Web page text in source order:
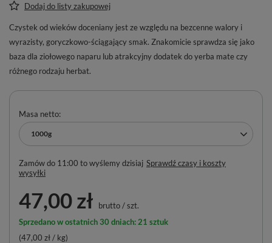
Dodaj do listy zakupowej
Czystek od wieków doceniany jest ze względu na bezcenne walory i
wyrazisty, goryczkowo-ściągający smak. Znakomicie sprawdza się jako
baza dla ziołowego naparu lub atrakcyjny dodatek do yerba mate czy
różnego rodzaju herbat.
Masa netto
1000g
Zamów do 11:00 to wyślemy dzisiaj Sprawdź czasy i koszty
wysyłki
47,00 zł brutto/szt.
Sprzedano w ostatnich 30 dniach: 21 sztuk
(47,00 zł / kg)